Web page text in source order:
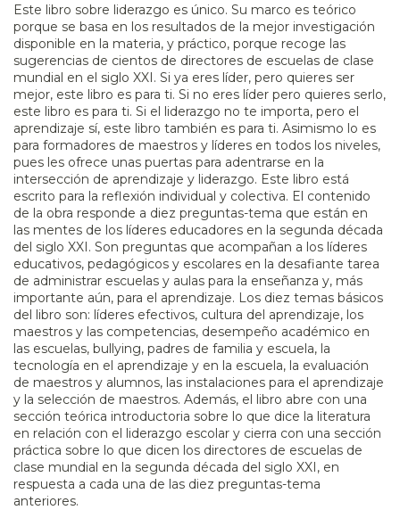
Este libro sobre liderazgo es único. Su marco es teórico
porque se basa en los resultados de la mejor investigación
disponible en la materia, y práctico, porque recoge las
sugerencias de cientos de directores de escuelas de clase
mundial en el siglo XXI. Si ya eres líder, pero quieres ser
mejor, este libro es para ti. Si no eres líder pero quieres serlo,
este libro es para ti. Si el liderazgo no te importa, pero el
aprendizaje sí, este libro también es para ti. Asimismo lo es
para formadores de maestros y líderes en todos los niveles,
pues les ofrece unas puertas para adentrarse en la
intersección de aprendizaje y liderazgo. Este libro está
escrito para la reflexión individual y colectiva. El contenido
de la obra responde a diez preguntas-tema que están en
las mentes de los líderes educadores en la segunda década
del siglo XXI. Son preguntas que acompañan a los líderes
educativos, pedagógicos y escolares en la desafiante tarea
de administrar escuelas y aulas para la enseñanza y, más
importante aún, para el aprendizaje. Los diez temas básicos
del libro son: líderes efectivos, cultura del aprendizaje, los
maestros y las competencias, desempeño académico en
las escuelas, bullying, padres de familia y escuela, la
tecnología en el aprendizaje y en la escuela, la evaluación
de maestros y alumnos, las instalaciones para el aprendizaje
y la selección de maestros. Además, el libro abre con una
sección teórica introductoria sobre lo que dice la literatura
en relación con el liderazgo escolar y cierra con una sección
práctica sobre lo que dicen los directores de escuelas de
clase mundial en la segunda década del siglo XXI, en
respuesta a cada una de las diez preguntas-tema
anteriores.